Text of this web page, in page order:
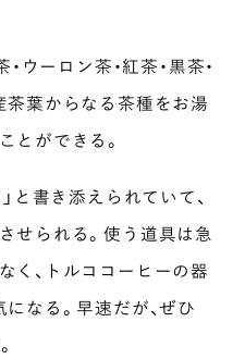
・ウーロン茶・紅茶・黒茶・
茶葉からなる茶種をお湯
とができる。
と書き添えられていて、
せられる。使う道具は急
く、トルココーヒーの器
なる。早速だが、ぜひ